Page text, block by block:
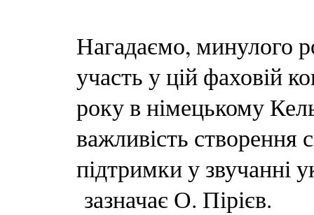
Нагадаємо, минулого
участь у цій фаховій
року в німецькому
важливість створення
підтримки у звучанні
зазначає О. Пірієв.